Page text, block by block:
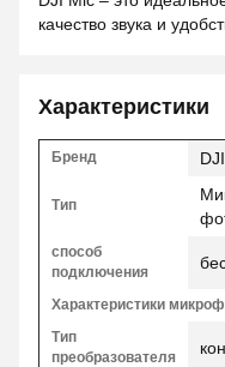
качество звука и
Характеристики
Бренд DJI
Тип
способ
подключения
Характеристики
Тип
преобразователя